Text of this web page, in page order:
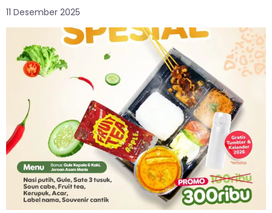
11 Desember 2025